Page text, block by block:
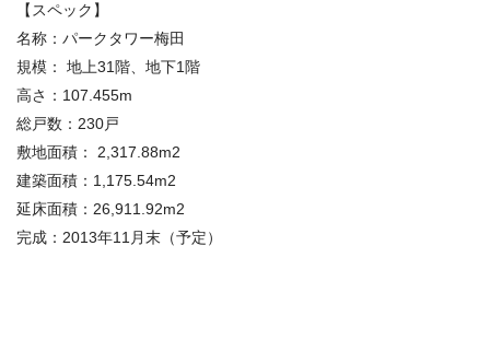
【スペック】
名称：パークタワー梅田
規模： 地上31階、地下1階
高さ：107.455m
総戸数：230戸
敷地面積： 2,317.88m2
建築面積：1,175.54m2
延床面積：26,911.92m2
完成：2013年11月末（予定）